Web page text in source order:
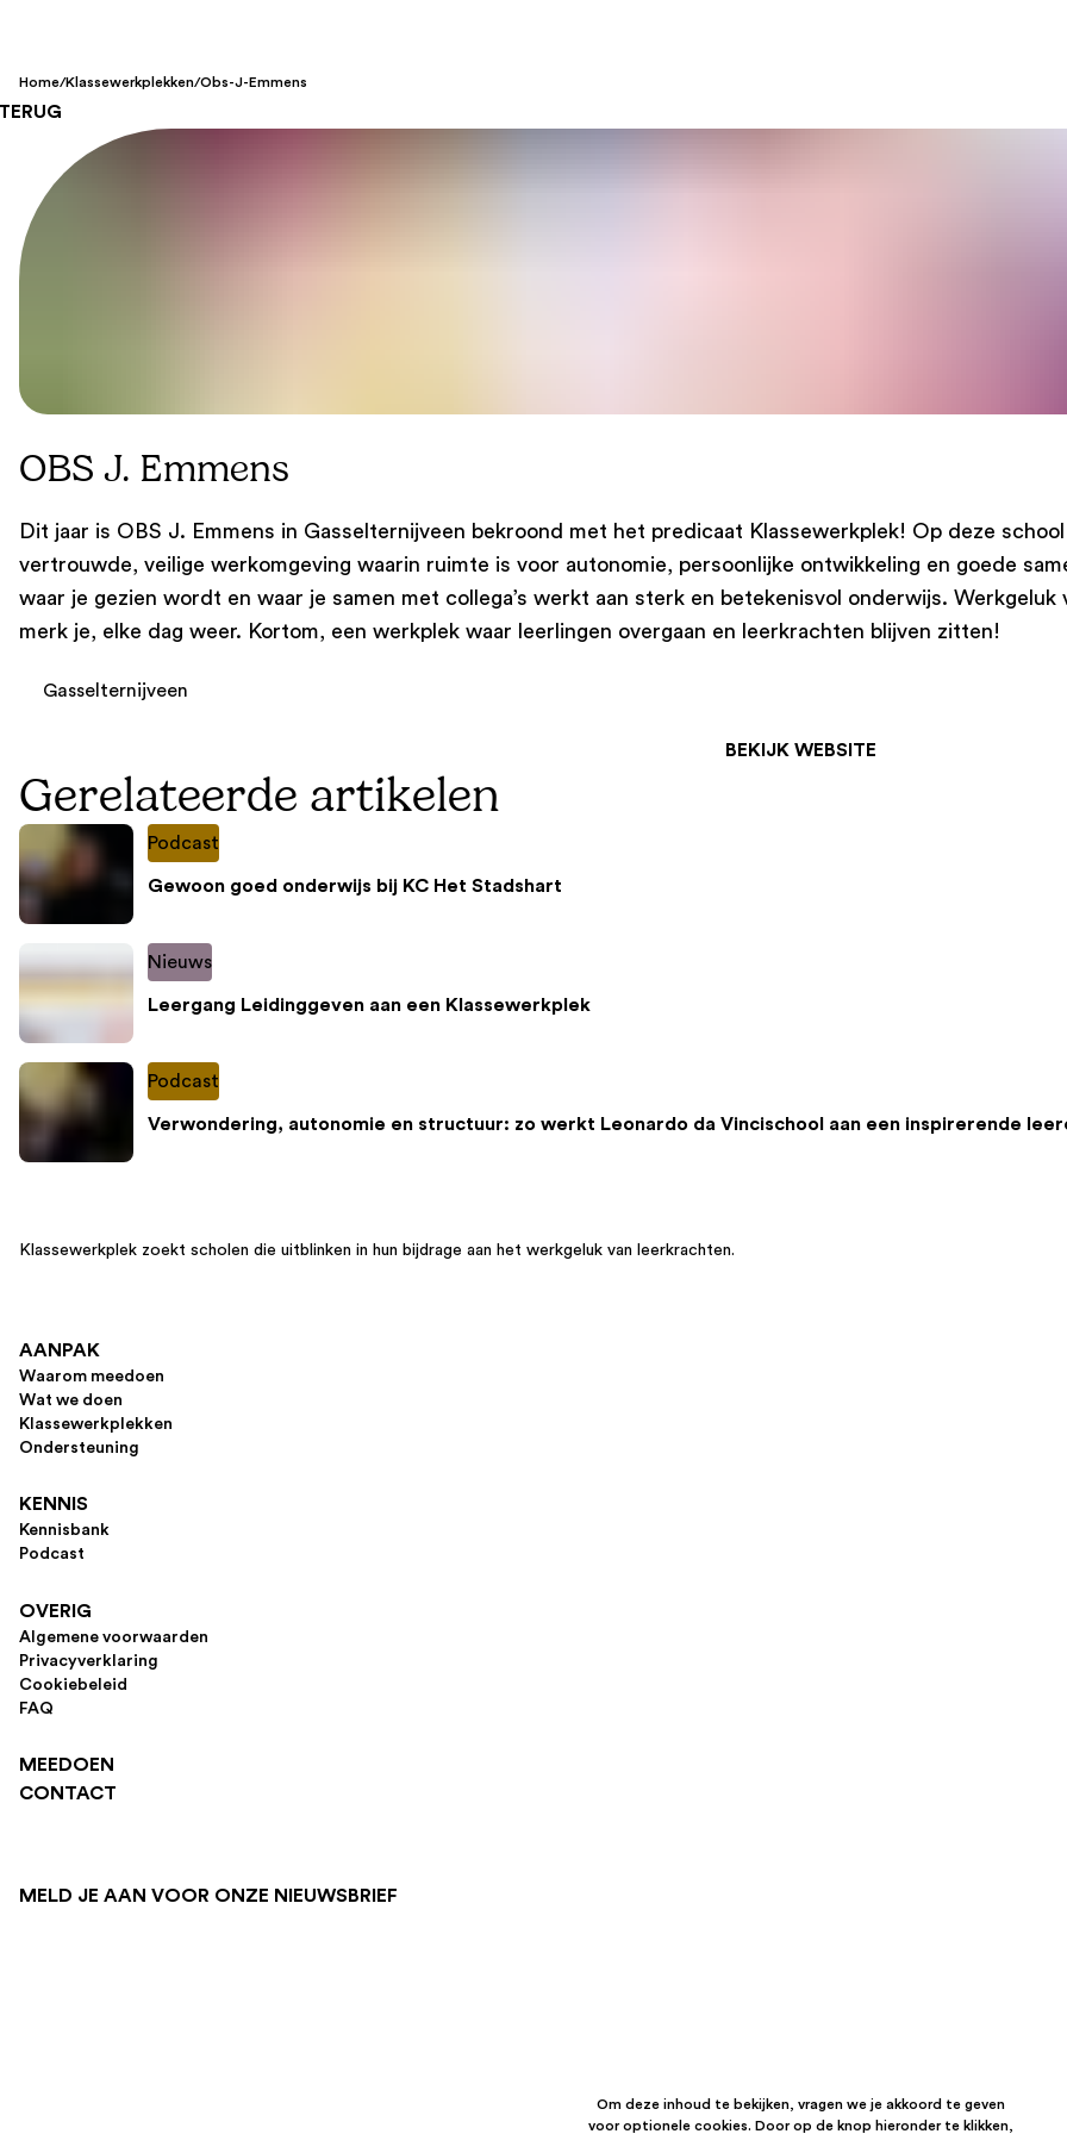
Home/Klassewerkplekken/Obs-J-Emmens
OBS J. Emmens
Dit jaar is OBS J. Emmens in Gasselternijveen bekroond met het predicaat Klassewerkplek! Op deze
vertrouwde, veilige werkomgeving waarin ruimte is voor autonomie, persoonlijke ontwikkeling en goede
waar je gezien wordt en waar je samen met collega’s werkt aan sterk en betekenisvol onderwijs.
merk je, elke dag weer. Kortom, een werkplek waar leerlingen overgaan en leerkrachten blijven zitten!
Gasselternijveen
BEKIJK WEBSITE
Gerelateerde artikelen
Podcast
Gewoon goed onderwijs bij KC Het Stadshart
Nieuws
Leergang Leidinggeven aan een Klassewerkplek
Podcast
Verwondering, autonomie en structuur: zo werkt Leonardo da Vincischool aan een inspirerende
Klassewerkplek zoekt scholen die uitblinken in hun bijdrage aan het werkgeluk van leerkrachten.
AANPAK
Waarom meedoen
Wat we doen
Klassewerkplekken
Ondersteuning
KENNIS
Kennisbank
Podcast
OVERIG
Algemene voorwaarden
Privacyverklaring
Cookiebeleid
FAQ
MEEDOEN
CONTACT
MELD JE AAN VOOR ONZE NIEUWSBRIEF
Om deze inhoud te bekijken, vragen we je akkoord te geven
voor optionele cookies. Door op de knop hieronder te klikken,